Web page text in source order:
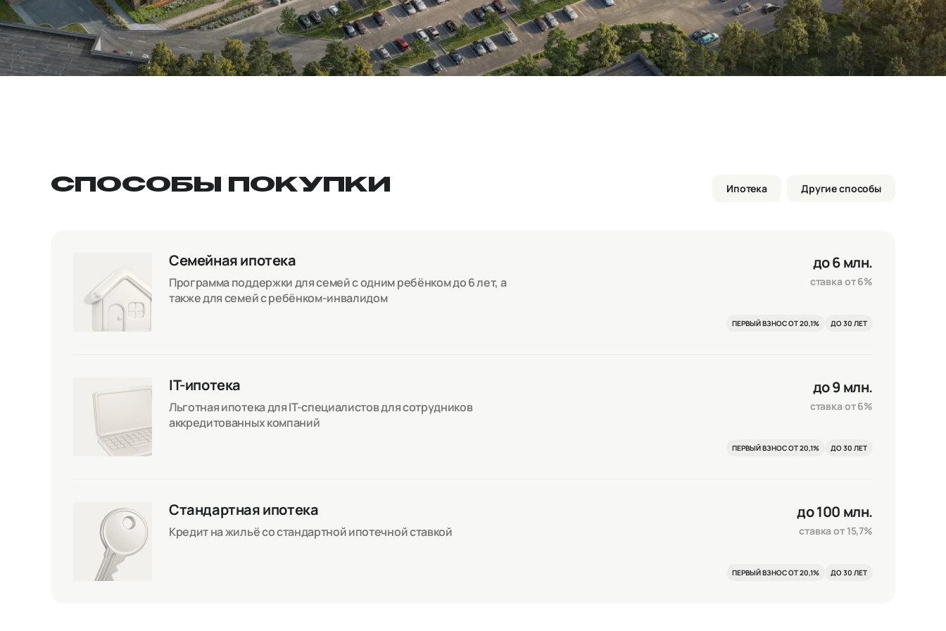
СПОСОБЫ ПОКУПКИ Ипотека Другие способы
Семейная ипотека
Программа поддержки для семей с одним ребёнком до 6 лет, а
также для семей с ребёнком-инвалидом
до 6 млн.
ставка от 6%
ПЕРВЫЙ ВЗНОС ОТ 20,1% ДО 30 ЛЕТ
IT-ипотека
Льготная ипотека для IT-специалистов для сотрудников
аккредитованных компаний
до 9 млн.
ставка от 6%
ПЕРВЫЙ ВЗНОС ОТ 20,1% ДО 30 ЛЕТ
Стандартная ипотека
Кредит на жильё со стандартной ипотечной ставкой
до 100 млн.
ставка от 15,7%
ПЕРВЫЙ ВЗНОС ОТ 20,1% ДО 30 ЛЕТ